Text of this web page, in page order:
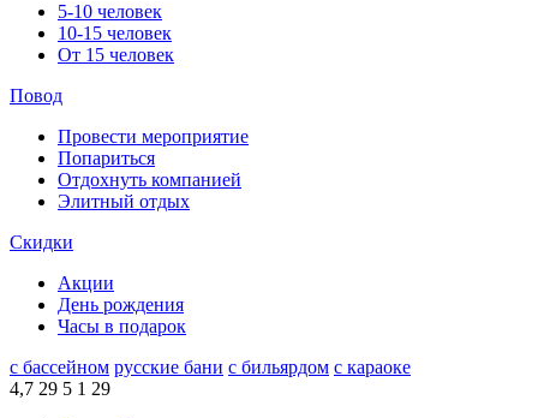
5-10 человек
10-15 человек
От 15 человек
Повод
Провести мероприятие
Попариться
Отдохнуть компанией
Элитный отдых
Скидки
Акции
День рождения
Часы в подарок
с бассейном русские бани с бильярдом с караоке
4,7 29 5 1 29